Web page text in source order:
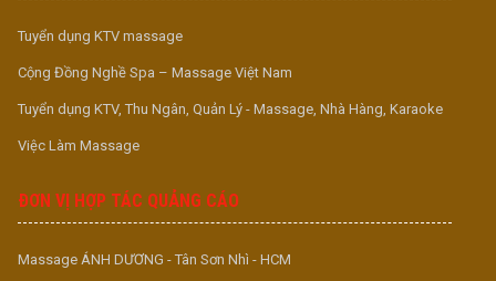
Tuyển dụng KTV massage
Cộng Đồng Nghề Spa – Massage Việt Nam
Tuyển dụng KTV, Thu Ngân, Quản Lý - Massage, Nhà Hàng, Karaoke
Việc Làm Massage
ĐƠN VỊ HỢP TÁC QUẢNG CÁO
Massage ÁNH DƯƠNG - Tân Sơn Nhì - HCM